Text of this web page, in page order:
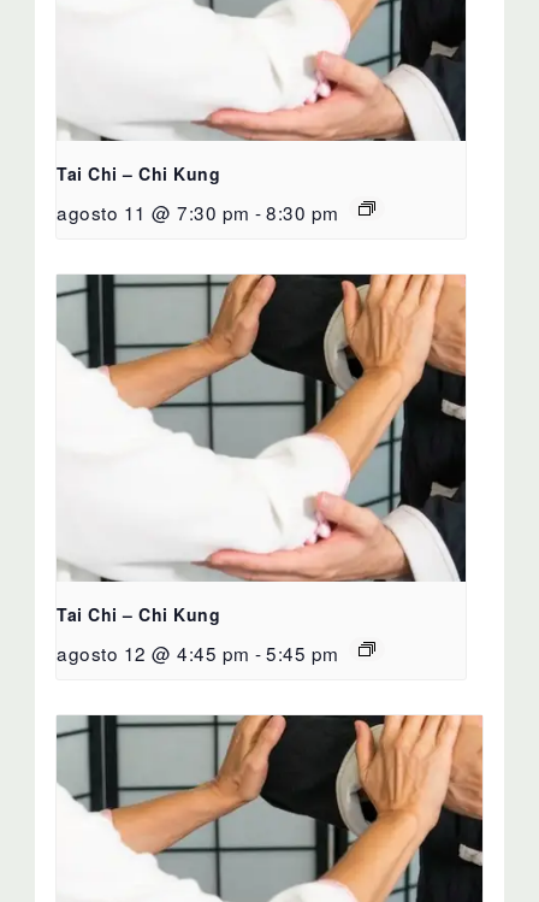
Tai Chi – Chi Kung
agosto 11 @ 7:30 pm -8:30 pm
Tai Chi – Chi Kung
agosto 12 @ 4:45 pm -5:45 pm